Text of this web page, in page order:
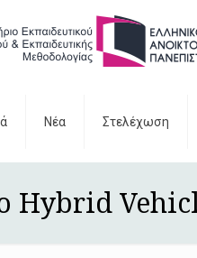
Νέα Στελέχωση
Hybrid